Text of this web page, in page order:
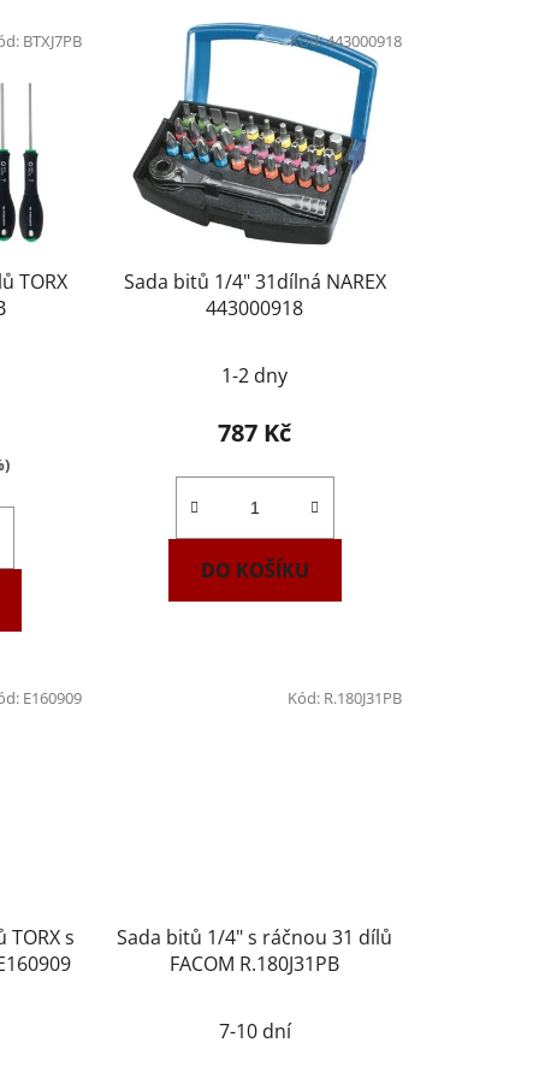
TORX
BTXJ7PB
Sada bitů 1/4" 31dílná NAREX
443000918
1-2 dny
787 Kč
DO KOŠÍKU
Kód:443000918
s
E160909
Sada bitů 1/4" s ráčnou 31 dílů
FACOM R.180J31PB
7-10 dní
Kód: R.180J31PB